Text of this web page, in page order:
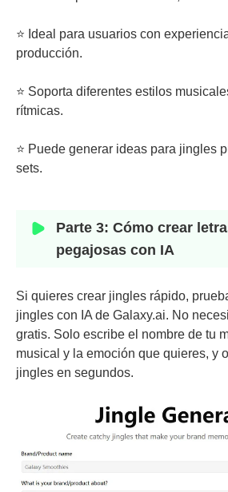
⭐ Ideal para usuarios con
producción.
⭐ Soporta diferentes estilos
rítmicas.
⭐ Puede generar ideas para jingles
sets.
Parte 3: Cómo crear
pegajosas con IA
Si quieres crear jingles rápido,
jingles con IA de Galaxy.ai. No
gratis. Solo escribe el nombre de tu
musical y la emoción que quieres, y
jingles en segundos.